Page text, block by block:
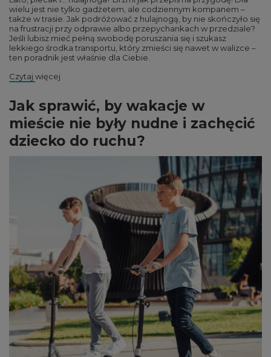
wielu jest nie tylko gadżetem, ale codziennym kompanem –
także w trasie. Jak podróżować z hulajnogą, by nie skończyło się
na frustracji przy odprawie albo przepychankach w przedziale?
Jeśli lubisz mieć pełną swobodę poruszania się i szukasz
lekkiego środka transportu, który zmieści się nawet w walizce –
ten poradnik jest właśnie dla Ciebie.
Czytaj więcej
Jak sprawić, by wakacje w
mieście nie były nudne i zachęcić
dziecko do ruchu?